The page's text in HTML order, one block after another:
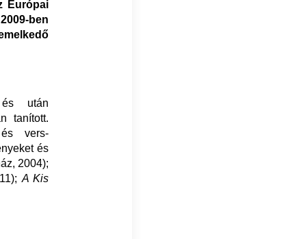
Európai
ben
után
tanított.
és vers-
és
2004);
A Kis